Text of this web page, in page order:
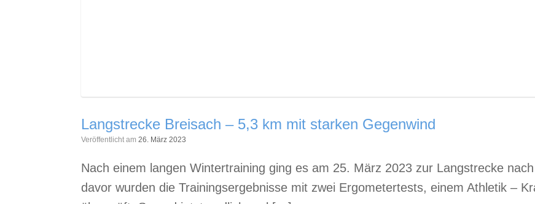
Langstrecke Breisach – 5,3 km mit starken Gegenwind
Veröffentlicht am 26. März 2023
Nach einem langen Wintertraining ging es am 25. März 2023 zur Langstrecke
davor wurden die Trainingsergebnisse mit zwei Ergometertests, einem Athletik –